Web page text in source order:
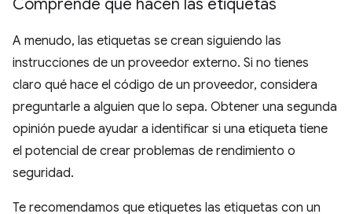
Comprende qué hacen las etiquetas
A menudo, las etiquetas se crean siguiendo las
instrucciones de un proveedor externo. Si no tienes
claro qué hace el código de un proveedor, considera
preguntarle a alguien que lo sepa. Obtener una segunda
opinión puede ayudar a identificar si una etiqueta tiene
el potencial de crear problemas de rendimiento o
seguridad.
Te recomendamos que etiquetes las etiquetas con un